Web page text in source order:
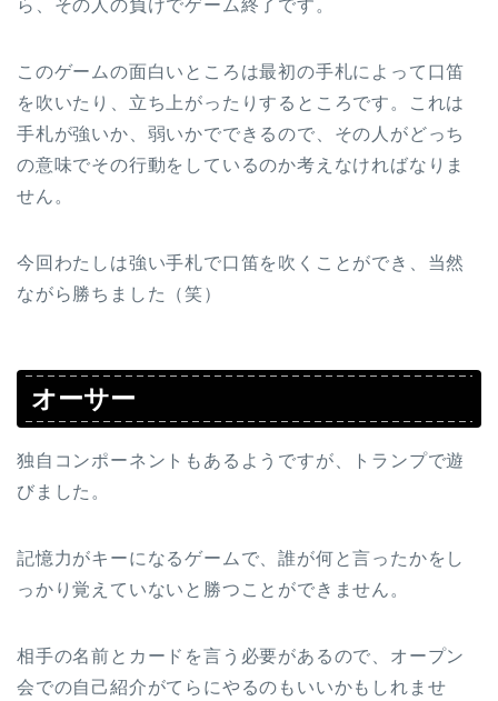
ら、その人の負けでゲーム終了です。
このゲームの面白いところは最初の手札によって口笛
を吹いたり、立ち上がったりするところです。これは
手札が強いか、弱いかでできるので、その人がどっち
の意味でその行動をしているのか考えなければなりま
せん。
今回わたしは強い手札で口笛を吹くことができ、当然
ながら勝ちました（笑）
オーサー
独自コンポーネントもあるようですが、トランプで遊
びました。
記憶力がキーになるゲームで、誰が何と言ったかをし
っかり覚えていないと勝つことができません。
相手の名前とカードを言う必要があるので、オープン
会での自己紹介がてらにやるのもいいかもしれませ